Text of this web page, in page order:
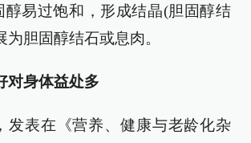
醇易过饱和，形成结晶(胆固醇结
为胆固醇结石或息肉。
对身体益处多
发表在《营养、健康与老龄化杂